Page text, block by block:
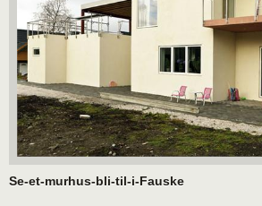
Se-et-murhus-bli-til-i-Fauske